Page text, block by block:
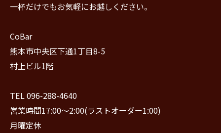
一杯だけでもお気軽にお越しください。
CoBar
熊本市中央区下通1丁目8-5
村上ビル1階
TEL 096-288-4640
営業時間17:00〜2:00(ラストオーダー1:00)
月曜定休